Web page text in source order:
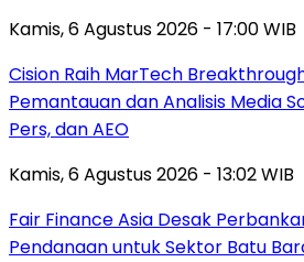
Kamis, 6 Agustus 2026 - 17:00 WIB
Cision Raih MarTech
Pemantauan dan Analisis Media
Pers, dan AEO
Kamis, 6 Agustus 2026 - 13:02 WIB
Fair Finance Asia Desak
Pendanaan untuk Sektor Batu